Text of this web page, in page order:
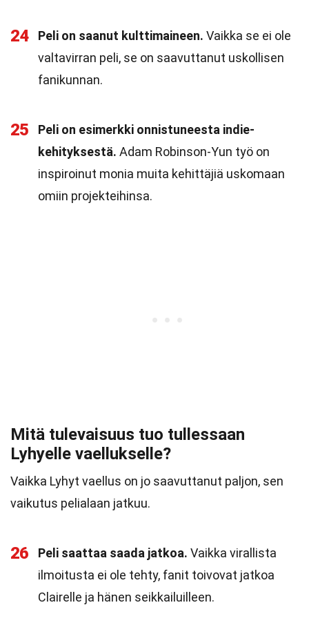
24 Peli on saanut kulttimaineen. Vaikka se ei ole
valtavirran peli, se on saavuttanut uskollisen
fanikunnan.
25
Peli on esimerkki onnistuneesta indie-
kehityksestä. Adam Robinson-Yun työ on
inspiroinut monia muita kehittäjiä uskomaan
omiin projekteihinsa.
Mitä tulevaisuus tuo tullessaan
Lyhyelle vaellukselle?
Vaikka Lyhyt vaellus on jo saavuttanut paljon, sen
vaikutus pelialaan jatkuu.
26 Peli saattaa saada jatkoa. Vaikka virallista
ilmoitusta ei ole tehty, fanit toivovat jatkoa
Clairelle ja hänen seikkailuilleen.